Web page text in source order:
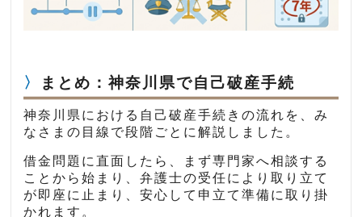
まとめ：神奈川県で自己破産手続
神奈川県における自己破産手続きの流れを、み
なさまの目線で段階ごとに解説しました。
借金問題に直面したら、まず専門家へ相談する
ことから始まり、弁護士の受任により取り立て
が即座に止まり、安心して申立て準備に取り掛
かれます。